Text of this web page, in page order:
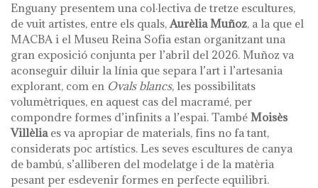
Enguany presentem una col·lectiva de tretze escultures,
de vuit artistes, entre els quals, Aurèlia Muñoz, a la que el
MACBA i el Museu Reina Sofia estan organitzant una
gran exposició conjunta per l’abril del 2026. Muñoz va
aconseguir diluir la línia que separa l’art i l’artesania
explorant, com en Ovals blancs, les possibilitats
volumètriques, en aquest cas del macramé, per
compondre formes d’infinits a l’espai. També Moisès
Villèliaes va apropiar de materials, fins no fa tant,
considerats poc artístics. Les seves escultures de canya
de bambú, s’alliberen del modelatge i de la matèria
pesant per esdevenir formes en perfecte equilibri.